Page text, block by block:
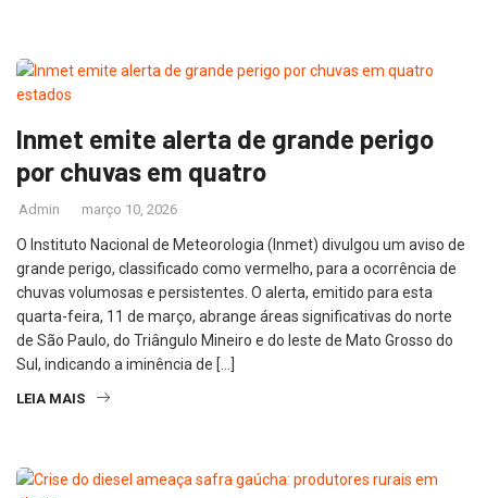
Inmet emite alerta de grande perigo
por chuvas em quatro
Admin março 10, 2026
O Instituto Nacional de Meteorologia (Inmet) divulgou um aviso de
grande perigo, classificado como vermelho, para a ocorrência de
chuvas volumosas e persistentes. O alerta, emitido para esta
quarta-feira, 11 de março, abrange áreas significativas do norte
de São Paulo, do Triângulo Mineiro e do leste de Mato Grosso do
Sul, indicando a iminência de […]
LEIA MAIS